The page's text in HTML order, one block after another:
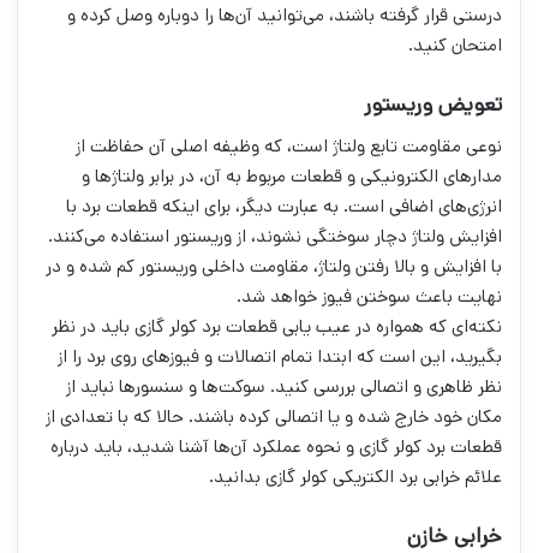
درستی قرار گرفته باشند، می‌توانید آن‌ها را دوباره وصل کرده و
امتحان کنید.
تعویض وریستور
نوعی مقاومت تابع ولتاژ است، که وظیفه اصلی آن حفاظت از
مدار‌‌های الکترونیکی و قطعات مربوط به آن، در برابر ولتاژ‌ها و
انرژی‌های اضافی است. به عبارت دیگر، برای اینکه قطعات برد با
افزایش ولتاژ دچار سوختگی نشوند، از وریستور استفاده می‌کنند.
با افزایش و بالا رفتن ولتاژ، مقاومت داخلی وریستور کم شده و در
نهایت باعث سوختن فیوز خواهد شد.
نکته‌ای که همواره در عیب یابی قطعات برد کولر گازی باید در نظر
بگیرید، این است که ابتدا تمام اتصالات و فیوز‌های روی برد را از
نظر ظاهری و اتصالی بررسی کنید. سوکت‌ها و سنسور‌ها نباید از
مکان خود خارج شده و یا اتصالی کرده باشند. حالا که با تعدادی از
قطعات برد کولر گازی و نحوه عملکرد آن‌ها آشنا شدید، باید درباره
علائم خرابی برد الکتریکی کولر گازی بدانید.
خرابی خازن